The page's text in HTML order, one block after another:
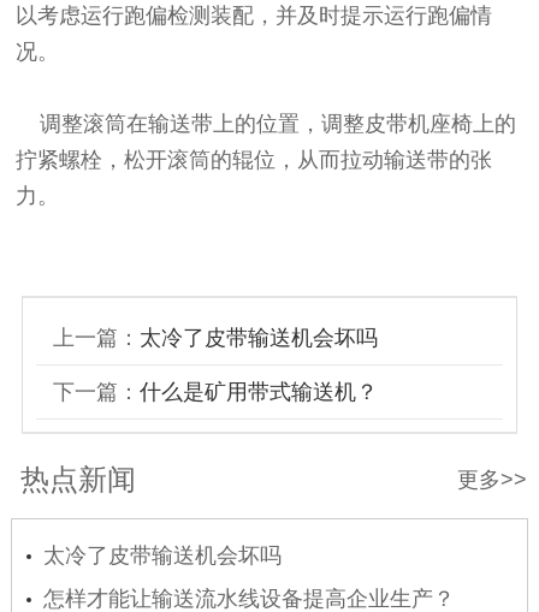
以考虑运行跑偏检测装配，并及时提示运行跑偏情
况。
调整滚筒在输送带上的位置，调整皮带机座椅上的
拧紧螺栓，松开滚筒的辊位，从而拉动输送带的张
力。
上一篇： 太冷了皮带输送机会坏吗
下一篇： 什么是矿用带式输送机？
更多>>
热点新闻
太冷了皮带输送机会坏吗
怎样才能让输送流水线设备提高企业生产？